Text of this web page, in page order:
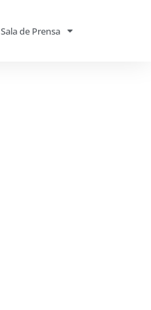
Sala de Prensa